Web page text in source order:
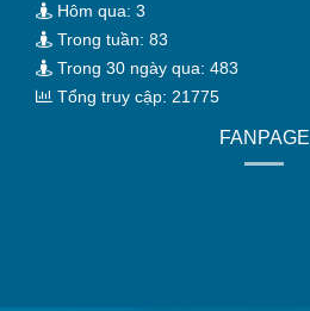
Hôm qua: 3
Trong tuần: 83
Trong 30 ngày qua: 483
Tổng truy cập: 21775
FANPAGE